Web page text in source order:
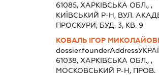
61085, ХАРКIВСЬКА ОБЛ., ,
КИЇВСЬКИЙ Р-Н, ВУЛ.
ПРОСКУРИ, БУД. 3, КВ. 9
КОВАЛЬ ІГОР
dossier.founderAddress
61038, ХАРКIВСЬКА ОБЛ., ,
МОСКОВСЬКИЙ Р-Н, ПРОВ.